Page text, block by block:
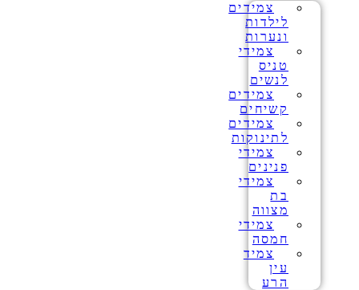
צמידים
לילדות
ונערות
צמידי
טניס
לנשים
צמידים
קשיחים
צמידים
לתינוקות
צמידי
פנינים
צמידי
בת
מצווה
צמידי
חמסה
צמיד
עין
הרע